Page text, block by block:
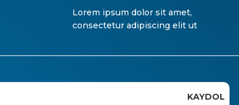
Lorem ipsum dolor sit amet,
consectetur adipiscing elit ut
KAYDOL